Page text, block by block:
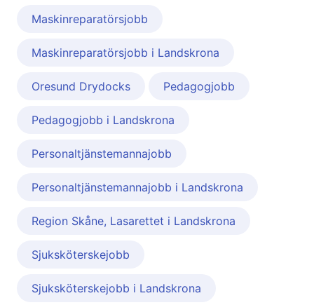
Maskinreparatörsjobb
Maskinreparatörsjobb i Landskrona
Oresund Drydocks Pedagogjobb
Pedagogjobb i Landskrona
Personaltjänstemannajobb
Personaltjänstemannajobb i Landskrona
Region Skåne, Lasarettet i Landskrona
Sjuksköterskejobb
Sjuksköterskejobb i Landskrona